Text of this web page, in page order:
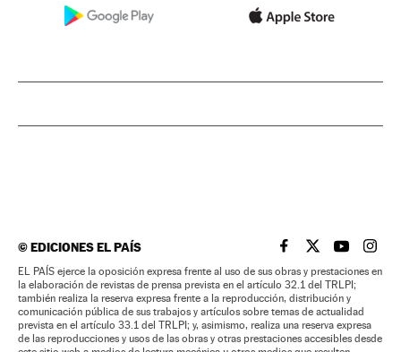
©EDICIONES EL PAÍS EL PAÍS BRASIL EN
EL PAÍSEL PAÍS
EL
EL PAÍS ejerce la oposición expresa frente al uso de sus obras y prestaciones en
la elaboración de revistas de prensa prevista en el artículo 32.1 del TRLPI;
también realiza la reserva expresa frente a la reproducción, distribución y
comunicación pública de sus trabajos y artículos sobre temas de actualidad
prevista en el artículo 33.1 del TRLPI; y, asimismo, realiza una reserva expresa
de las reproducciones y usos de las obras y otras prestaciones accesibles desde